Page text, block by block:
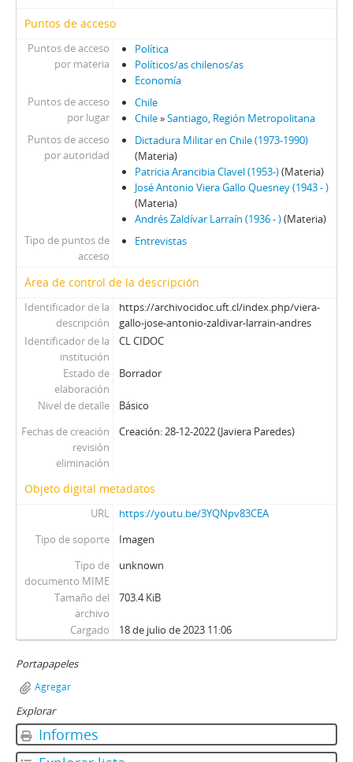
Puntos de acceso
Puntos de acceso
por materia
Política
Políticos/as chilenos/as
Economía
Puntos de acceso
por lugar
Chile
Chile»Santiago, Región Metropolitana
Puntos de acceso
por autoridad
Dictadura Militar en Chile (1973-1990)
(Materia)
Patricia Arancibia Clavel (1953-)(Materia)
José Antonio Viera Gallo Quesney (1943 - )
(Materia)
Andrés Zaldívar Larraín (1936 - )(Materia)
Tipo de puntos de
acceso
Entrevistas
Área de control de la descripción
Identificador de la
descripción
https://archivocidoc.uft.cl/index.php/viera-
gallo-jose-antonio-zaldivar-larrain-andres
Identificador de la
institución
CL CIDOC
Estado de
elaboración
Borrador
Nivel de detalle
Básico
Fechas de creación
revisión
eliminación
Creación: 28-12-2022 (Javiera Paredes)
Objeto digital metadatos
URL
https://youtu.be/3YQNpv83CEA
Tipo de soporte
Imagen
Tipo de
documento MIME
unknown
Tamaño del
archivo
703.4 KiB
Cargado 18 de julio de 2023 11:06
Portapapeles
Agregar
Explorar
Informes